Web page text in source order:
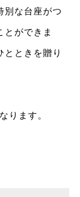
別な台座がつ
とができま
とときを贈り
ります。